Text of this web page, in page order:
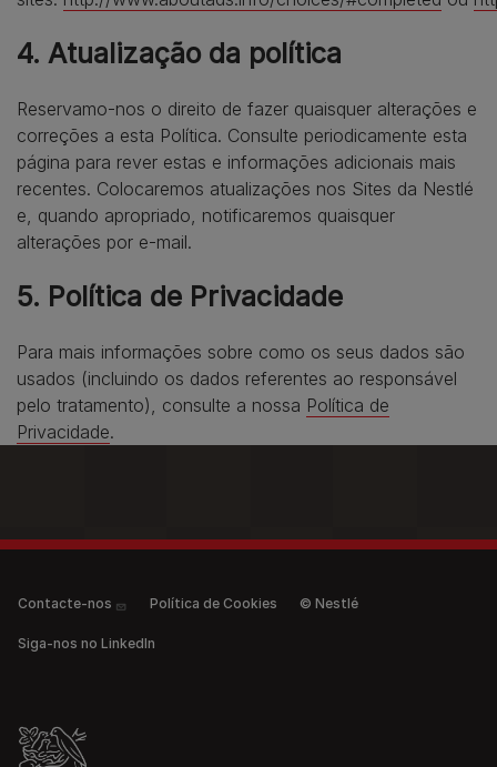
4. Atualização da política
Reservamo-nos o direito de fazer quaisquer alterações e
correções a esta Política. Consulte periodicamente esta
página para rever estas e informações adicionais mais
recentes. Colocaremos atualizações nos Sites da Nestlé
e, quando apropriado, notificaremos quaisquer
alterações por e-mail.
5. Política de Privacidade
Para mais informações sobre como os seus dados são
usados (incluindo os dados referentes ao responsável
pelo tratamento), consulte a nossa Política de
Privacidade.
Legal (anonymous)
Contacte-nos Política de Cookies © Nestlé
Siga-nos no LinkedIn